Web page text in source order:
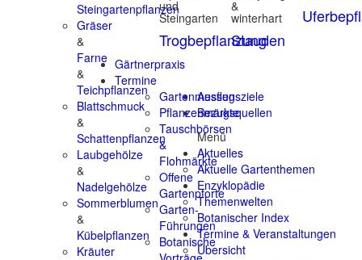
Steingartenpflanzen
Gräser
&
Farne
&
Teichpflanzen
Blattschmuck
&
Schattenpflanzen
Laubgehölze
&
Nadelgehölze
Sommerblumen
&
Kübelpflanzen
Kräuter
und
Steingarten
Trogbepflanzung
&
winterhart
Stauden
Gärtnerpraxis
Termine
Gartenmessen
Pflanzenmärkte
Tauschbörsen
&
Flohmärkte
Offene
Gartenpforte
Garten-
Führungen
Botanische
Ausflugsziele
Bezugsquellen
Menü
Aktuelles
Aktuelle Gartenthemen
Enzyklopädie
Themenwelten
Botanischer Index
Termine & Veranstaltungen
Übersicht